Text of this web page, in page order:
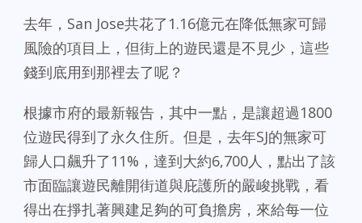
去年，San Jose共花了1.16億元在降低無家可歸
風險的項目上，但街上的遊民還是不見少，這些
錢到底用到那裡去了呢？
根據市府的最新報告，其中一點，是讓超過1800
位遊民得到了永久住所。但是，去年SJ的無家可
歸人口飆升了11%，達到大約6,700人，點出了該
市面臨讓遊民離開街道與庇護所的嚴峻挑戰，看
得出在掙扎著興建足夠的可負擔房，來給每一位